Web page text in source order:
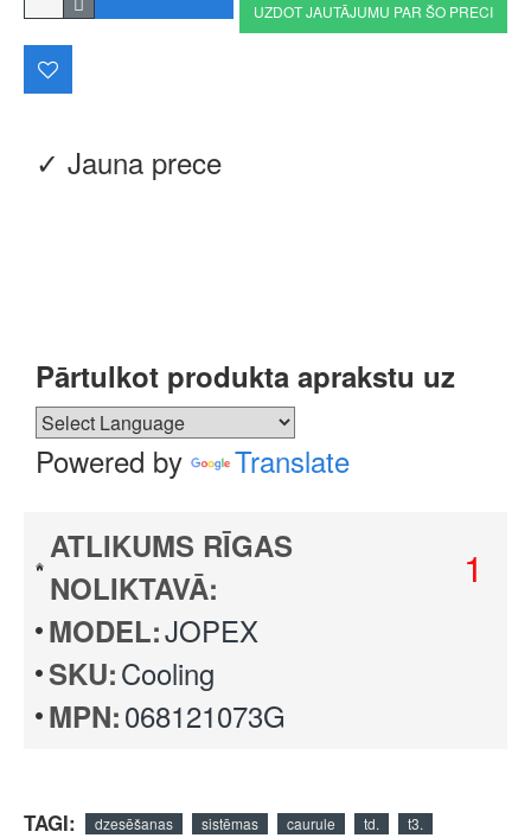
✓ Jauna prece
Pārtulkot produkta aprakstu uz
Powered by Translate
ATLIKUMS RĪGAS
NOLIKTAVĀ:
1
MODEL:JOPEX
SKU:Cooling
MPN:068121073G
UZDOT JAUTĀJUMU PAR ŠO PRECI
TAGI: dzesēšanas sistēmas caurule td.
t3.